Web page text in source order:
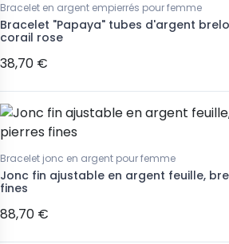
Bracelet en argent empierrés pour femme
Bracelet "Papaya" tubes d'argent
corail rose
38,70 €
Bracelet jonc en argent pour femme
Jonc fin ajustable en argent feuille,
fines
88,70 €